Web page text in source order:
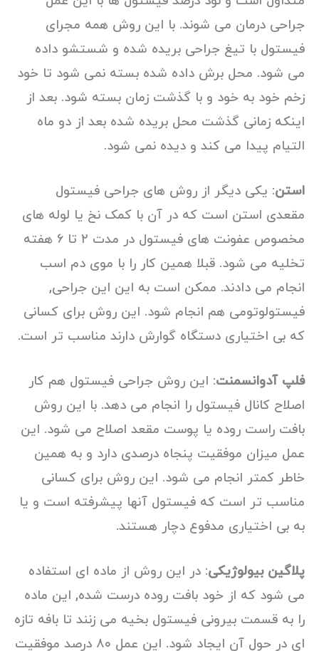
جراحی درمان می شوند. با این روش همه مجرای
فیستول با تیغ جراحی بریده شده و شستشو داده
می شود. محل برش داده شده بسته نمی شود تا خود
زخم خود به خود و با گذشت زمان بسته شود. بعد از
اینکه زمانی گذشت محل بریده شده بعد از دو ماه
التیام پیدا می کند و دیده نمی شود.
استن: یکی دیگر از روش های جراحی فیستول
مقعدی استن است که در آن با کمک نخ یا لوله های
مخصوص عفونت های فیستول در مدت ۲ تا ۶ هفته
تخلیه می شود. قبلا همین کار را با موی دم اسب
انجام می دادند. ممکن است به این این جراحی,
فیستولوتومی هم انجام شود. این روش برای کسانی
که بی اختیاری دستگاه گوارش دارند مناسب تر است.
فلپ آدوانسمنت: این روش جراحی فیستول هم کار
اصلاح کانال فیستول را انجام می دهد. با این روش
بافت راست روده یا پوست مقعد اصلاح می شود. این
عمل میزان موفقیت پنجاه درصدی دارد و به همین
خاطر کمتر انجام می شود. این روش برای کسانی
مناسب تر است که فیستول آنها پیشرفته است و یا
به بی اختیاری مدفوع دچار هستند.
پلاگین بیولوژیکی: در این روش از ماده ای استفاده
می شود که از خود بافت روده درست شده, این ماده
را به قسمت بیرونی فیستول بخیه می زنند تا بافه تازه
ای در حول آن ایجاد شود. این عمل ۸۰ درصد موفقیت